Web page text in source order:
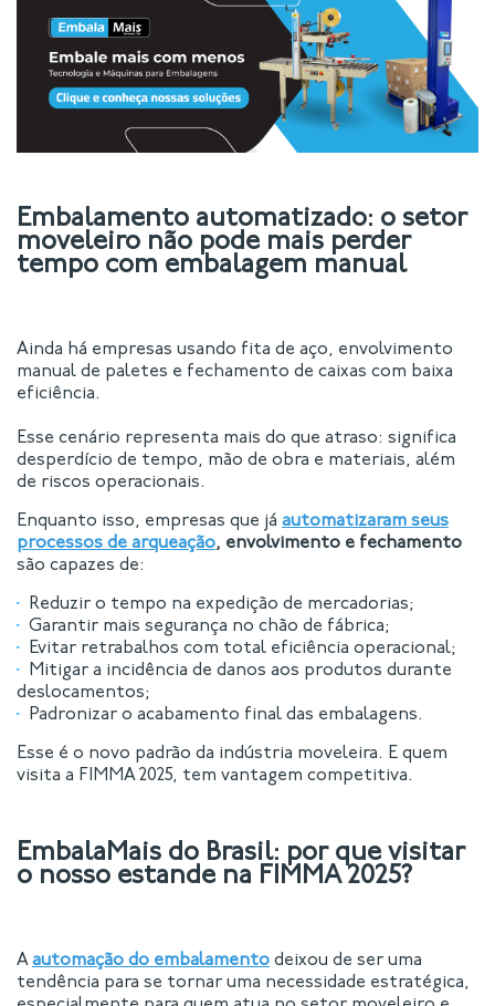
Embalamento automatizado: o setor
moveleiro não pode mais perder
tempo com embalagem manual
Ainda há empresas usando fita de aço, envolvimento
manual de paletes e fechamento de caixas com baixa
eficiência.
Esse cenário representa mais do que atraso: significa
desperdício de tempo, mão de obra e materiais, além
de riscos operacionais.
Enquanto isso, empresas que já automatizaram seus
processos de arqueação, envolvimento e fechamento
são capazes de:
Reduzir o tempo na expedição de mercadorias;
Garantir mais segurança no chão de fábrica;
Evitar retrabalhos com total eficiência operacional;
Mitigar a incidência de danos aos produtos durante
deslocamentos;
Padronizar o acabamento final das embalagens.
Esse é o novo padrão da indústria moveleira. E quem
visita a FIMMA 2025, tem vantagem competitiva.
EmbalaMais do Brasil: por que visitar
o nosso estande na FIMMA 2025?
Aautomação do embalamento deixou de ser uma
tendência para se tornar uma necessidade estratégica,